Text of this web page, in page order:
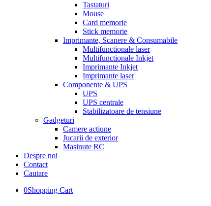
Tastaturi
Mouse
Card memorie
Stick memorie
Imprimante, Scanere & Consumabile
Multifunctionale laser
Multifunctionale Inkjet
Imprimante Inkjet
Imprimante laser
Componente & UPS
UPS
UPS centrale
Stabilizatoare de tensiune
Gadgeturi
Camere actiune
Jucarii de exterior
Masinute RC
Despre noi
Contact
Cautare
0Shopping Cart